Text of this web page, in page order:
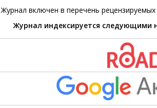
Журнал включен в перечень
Журнал индексируется